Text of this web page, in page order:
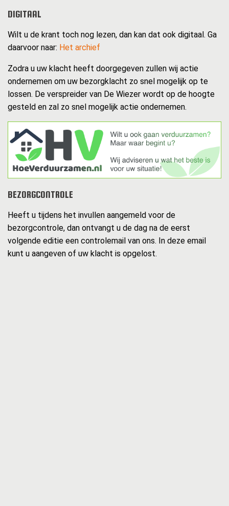
DIGITAAL
Wilt u de krant toch nog lezen, dan kan dat ook digitaal. Ga
daarvoor naar: Het archief
Zodra u uw klacht heeft doorgegeven zullen wij actie
ondernemen om uw bezorgklacht zo snel mogelijk op te
lossen. De verspreider van De Wiezer wordt op de hoogte
gesteld en zal zo snel mogelijk actie ondernemen.
BEZORGCONTROLE
Heeft u tijdens het invullen aangemeld voor de
bezorgcontrole, dan ontvangt u de dag na de eerst
volgende editie een controlemail van ons. In deze email
kunt u aangeven of uw klacht is opgelost.